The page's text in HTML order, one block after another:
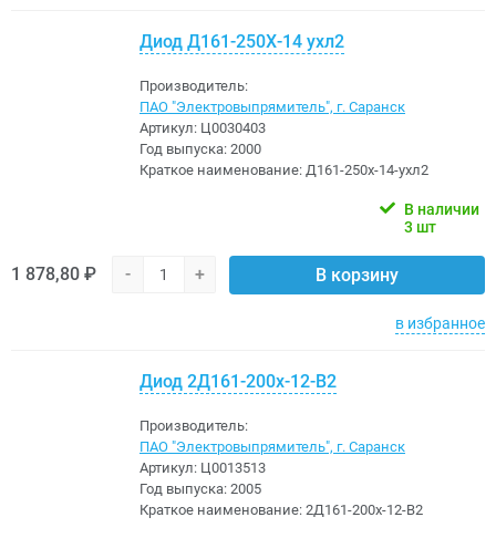
Диод Д161-250Х-14 ухл2
Производитель:
ПАО "Электровыпрямитель", г. Саранск
Артикул: Ц0030403
Год выпуска: 2000
Краткое наименование: Д161-250х-14-ухл2
В наличии
3 шт
1 878,80 ₽ - + В корзину
в избранное
Диод 2Д161-200х-12-В2
Производитель:
ПАО "Электровыпрямитель", г. Саранск
Артикул: Ц0013513
Год выпуска: 2005
Краткое наименование: 2Д161-200х-12-В2